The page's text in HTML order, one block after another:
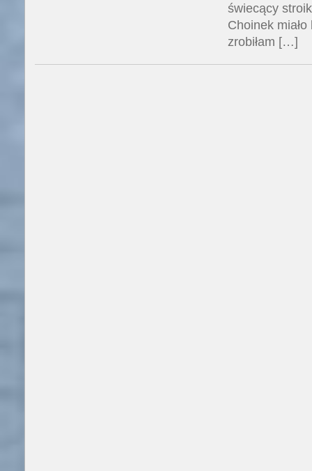
świecący
Choinek
zrobiłam […]